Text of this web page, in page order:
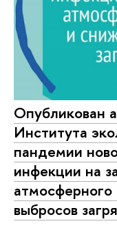
Опубликован
Института
пандемии
инфекции на
выбросов